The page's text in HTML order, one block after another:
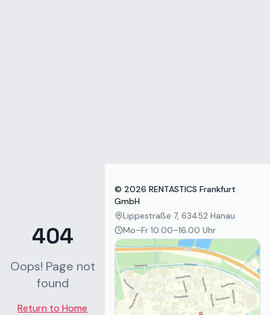
404
Oops! Page not
found
Return to Home
© 2026 RENTASTICS Frankfurt
GmbH
Lippestraße 7, 63452 Hanau
Mo–Fr 10:00–16:00 Uhr